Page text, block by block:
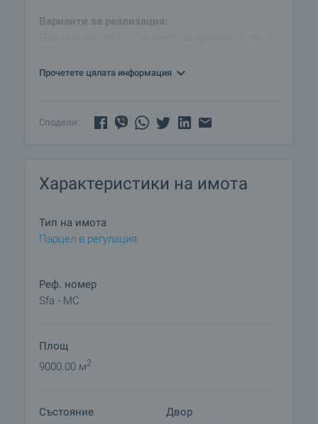
Варианти за реализация:
варира от 3000 кв.м. РЗП; 7000 кв.м. РЗП и
1. Обезщетение – 19%
15%)
Снимката е илюстративна
Прочетете цялата информация
Сподели:
Характеристики на имота
Тип на имота
Парцел в регулация
Реф. номер
Sfa - MC
Площ
9000.00 м2
Състояние
Двор